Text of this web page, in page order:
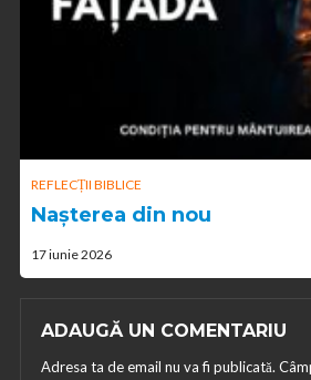
REFLECȚII BIBLICE
Nașterea din nou
17 iunie 2026
ADAUGĂ UN COMENTARIU
Adresa ta de email nu va fi publicată.